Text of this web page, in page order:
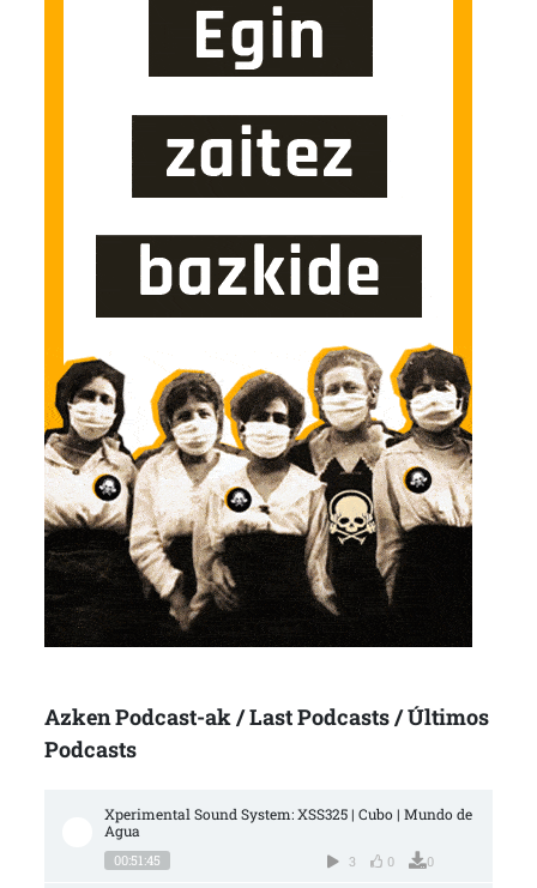
Azken Podcast-ak / Last Podcasts / Últimos
Podcasts
Xperimental Sound System: XSS325 | Cubo | Mundo de
Agua
00:51:45 3 0 0